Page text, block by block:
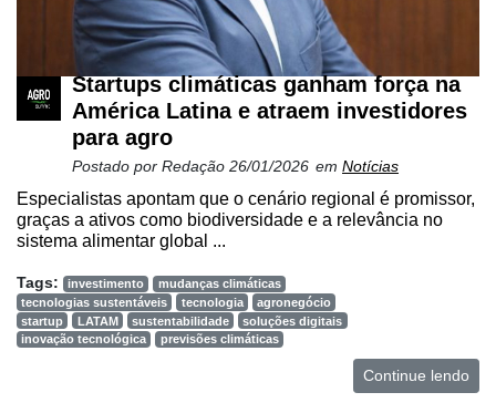
Startups climáticas ganham força na
América Latina e atraem investidores
para agro
Postado por Redação 26/01/2026 em Notícias
Especialistas apontam que o cenário regional é promissor,
graças a ativos como biodiversidade e a relevância no
sistema alimentar global ...
Tags: investimento
mudanças climáticas
tecnologias sustentáveis
tecnologia
agronegócio
startup
LATAM sustentabilidade
soluções digitais
inovação tecnológica
previsões climáticas
Continue lendo